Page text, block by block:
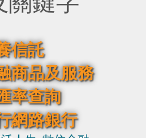
信託
商品及服務
率查詢​
網路銀行​​